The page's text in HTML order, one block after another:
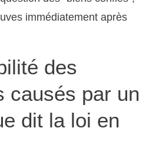
immédiatement après
des
causés par un
dit la loi en